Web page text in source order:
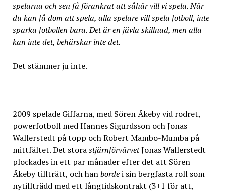
spelarna och sen få förankrat att såhär vill vi spela. När
du kan få dom att spela, alla spelare vill spela fotboll, inte
sparka fotbollen bara. Det är en jävla skillnad, men alla
kan inte det, behärskar inte det.
Det stämmer ju inte.
2009 spelade Giffarna, med Sören Åkeby vid rodret,
powerfotboll med Hannes Sigurdsson och Jonas
Wallerstedt på topp och Robert Mambo-Mumba på
mittfältet. Det storastjärnförvärvetJonas Wallerstedt
plockades in ett par månader efter det att Sören
Åkeby tillträtt, och hanbordei sin bergfasta roll som
nytillträdd med ett långtidskontrakt (3+1 för att,